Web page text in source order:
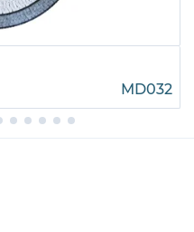
MD032